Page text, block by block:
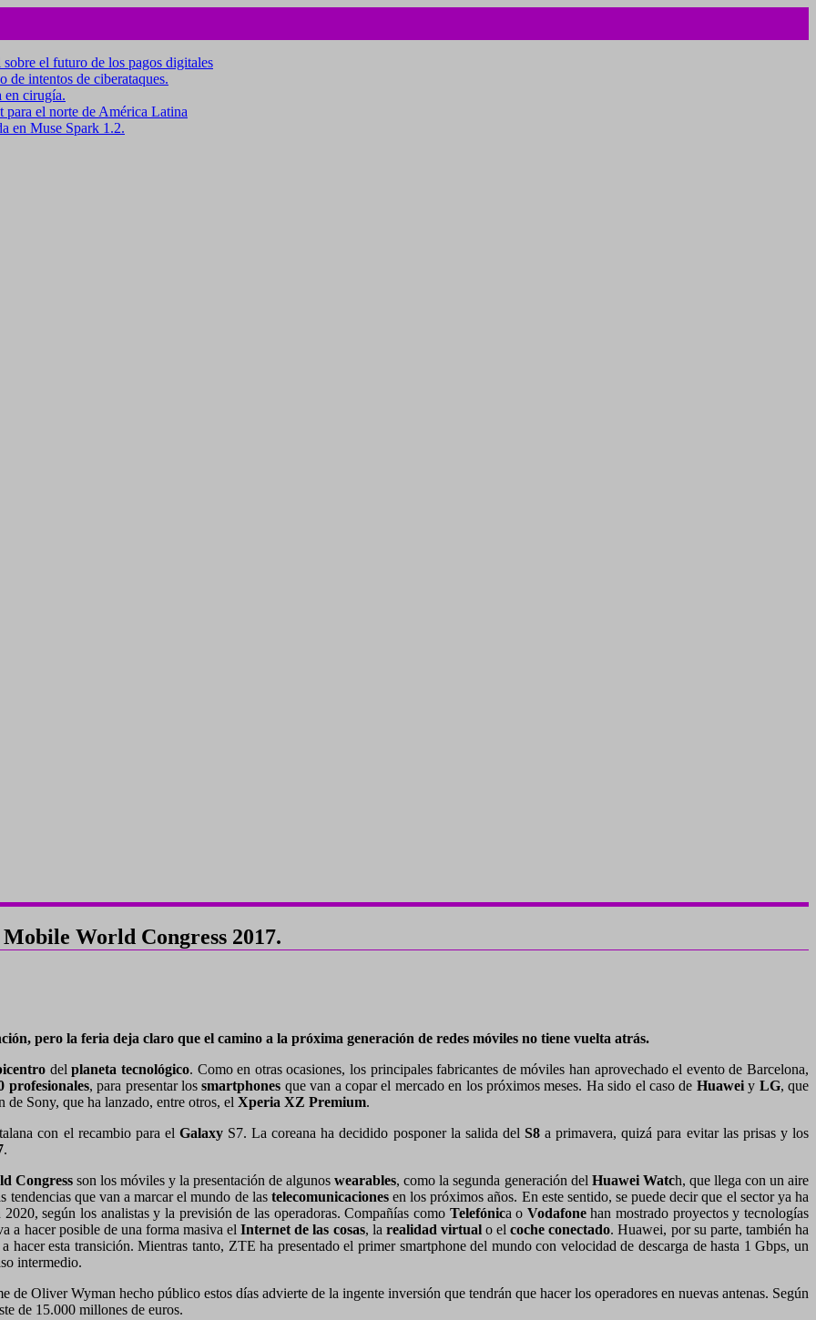
el futuro de los pagos digitales
de intentos de ciberataques.
en cirugía.
el norte de América Latina
en Muse Spark 1.2.
World Congress 2017.
pero la feria deja claro que el camino a la próxima generación de redes móviles no tiene vuelta atrás.
delplaneta tecnológico. Como en otras ocasiones, los principales fabricantes de móviles han aprovechado el evento de Barcelona,
profesionales, para presentar lossmartphones que van a copar el mercado en los próximos meses. Ha sido el caso de Huaweiy LG, que
de Sony, que ha lanzado, entre otros, el Xperia XZ Premium.
con el recambio para el GalaxyS7. La coreana ha decidido posponer la salida delS8 a primavera, quizá para evitar las prisas y los
.
Congressson los móviles y la presentación de algunoswearables, como la segunda generación del Huawei Watch, que llega con un aire
que van a marcar el mundo de las telecomunicacionesen los próximos años. En este sentido, se puede decir que el sector ya ha
según los analistas y la previsión de las operadoras. Compañías como Telefónica o Vodafonehan mostrado proyectos y tecnologías
a hacer posible de una forma masiva el Internet de las cosas, la realidad virtualo el coche conectado. Huawei, por su parte, también ha
hacer esta transición. Mientras tanto, ZTE ha presentado el primer smartphone del mundo con velocidad de descarga de hasta 1 Gbps, un
intermedio.
Oliver Wyman hecho público estos días advierte de la ingente inversión que tendrán que hacer los operadores en nuevas antenas. Según
de 15.000 millones de euros.